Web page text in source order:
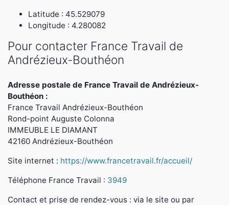
Latitude : 45.529079
Longitude : 4.280082
Pour contacter France Travail de
Andrézieux-Bouthéon
Adresse postale de France Travail de Andrézieux-
Bouthéon :
France Travail Andrézieux-Bouthéon
Rond-point Auguste Colonna
IMMEUBLE LE DIAMANT
42160 Andrézieux-Bouthéon
Site internet : https://www.francetravail.fr/accueil/
Téléphone France Travail : 3949
Contact et prise de rendez-vous : via le site ou par